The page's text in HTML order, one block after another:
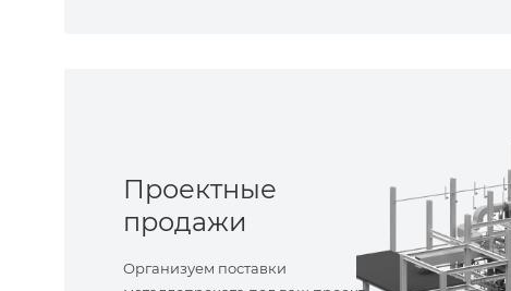
Проектные
продажи
Организуем поставки